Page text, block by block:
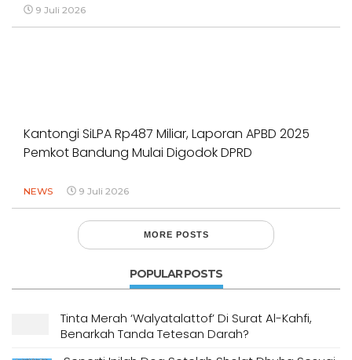
9 Juli 2026
Kantongi SiLPA Rp487 Miliar, Laporan APBD 2025
Pemkot Bandung Mulai Digodok DPRD
NEWS 9 Juli 2026
MORE POSTS
POPULAR POSTS
Tinta Merah ‘Walyatalattof’ Di Surat Al-Kahfi,
Benarkah Tanda Tetesan Darah?